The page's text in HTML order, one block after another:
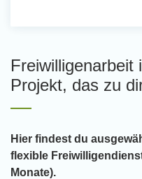
Freiwilligenarbeit
Projekt, das zu
Hier findest du
flexible
Monate).